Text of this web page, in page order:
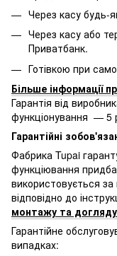
Через касу будь-
Через касу або
Приватбанк.
Готівкою при
Більше інформації
Гарантія від
функціонування — 5
Гарантійні
Фабрика Tupai
функціювання
використовується
відповідно до
монтажу та
Гарантійне
випадках: